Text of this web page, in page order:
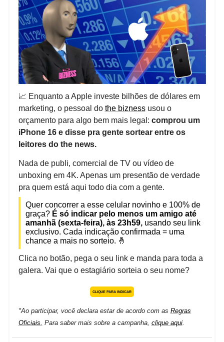
📈 Enquanto a Apple investe bilhões de dólares em
marketing, o pessoal do the biznessusou o
orçamento para algo bem mais legal: comprou um
iPhone 16 e disse pra gente sortear entre os
leitores do the news.
Nada de publi, comercial de TV ou vídeo de
unboxing em 4K. Apenas um presentão de verdade
pra quem está aqui todo dia com a gente.
Quer concorrer a esse celular novinho e 100% de
graça? É só indicar pelo menos um amigo até
amanhã (sexta-feira), às 23h59, usando seu link
exclusivo. Cada indicação confirmada = uma
chance a mais no sorteio. 🤞
Clica no botão, pega o seu link e manda para toda a
galera. Vai que o estagiário sorteia o seu nome?
CLIQUE PARA INDICAR
*Ao participar, você declara estar de acordo com as Regras
Oficiais. Para saber mais sobre a campanha, clique aqui.